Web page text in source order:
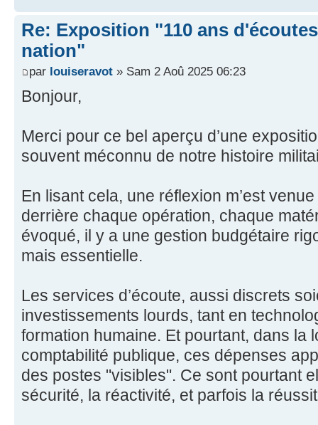
Re: Exposition "110 ans
nation"
par louiseravot » Sam 2 Aoû 2025 06:23
Bonjour,
Merci pour ce bel aperçu d’une
souvent méconnu de notre histoire
En lisant cela, une réflexion m’est
derrière chaque opération, chaque
évoqué, il y a une gestion budgétaire
mais essentielle.
Les services d’écoute, aussi discrets
investissements lourds, tant en
formation humaine. Et pourtant, dans la
comptabilité publique, ces dépenses
des postes "visibles". Ce sont pourtant
sécurité, la réactivité, et parfois la